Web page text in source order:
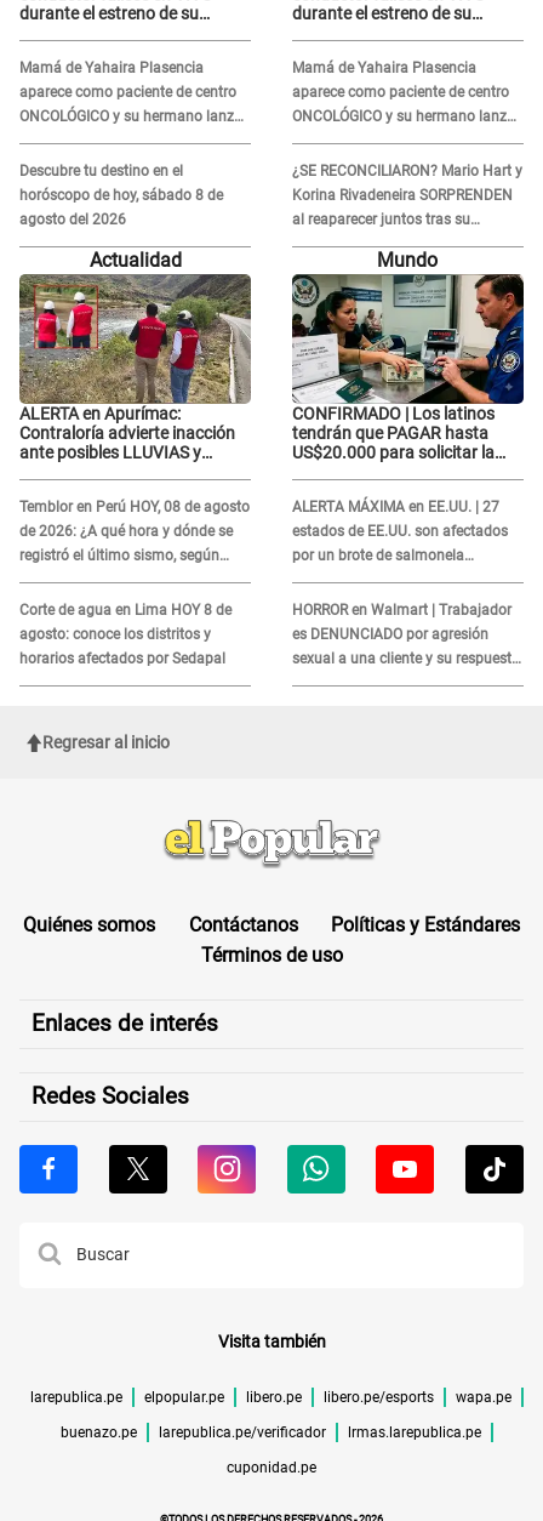
durante el estreno de su
Mamá de Yahaira Plasencia
aparece como paciente de centro
ONCOLÓGICO y su hermano lanza
DESGARRADOR mensaje: "Hoy fue
la última..."
Descubre tu destino en el
horóscopo de hoy, sábado 8 de
agosto del 2026
durante el estreno de su
Mamá de Yahaira Plasencia
aparece como paciente de centro
ONCOLÓGICO y su hermano lanza
DESGARRADOR mensaje: "Hoy fue
la última..."
¿SE RECONCILIARON? Mario Hart y
Korina Rivadeneira SORPRENDEN
al reaparecer juntos tras su
DOLOROSA separación: “Que
Actualidad
ALERTA en Apurímac:
Contraloría advierte inacción
ante posibles LLUVIAS y
Temblor en Perú HOY, 08 de agosto
de 2026: ¿A qué hora y dónde se
registró el último sismo, según
IGP?
Corte de agua en Lima HOY 8 de
agosto: conoce los distritos y
horarios afectados por Sedapal
Mundo
CONFIRMADO | Los latinos
tendrán que PAGAR hasta
US$20.000 para solicitar la
ALERTA MÁXIMA en EE.UU. | 27
estados de EE.UU. son afectados
por un brote de salmonela
relacionado a un producto MUY
UTILIZADO
HORROR en Walmart | Trabajador
es DENUNCIADO por agresión
sexual a una cliente y su respuesta
INDIGNÓ A TODOS
Regresar al inicio
Quiénes somos Contáctanos
Políticas y Estándares
Términos de uso
Enlaces de interés
Redes Sociales
Visita también
larepublica.pe elpopular.pe libero.pe libero.pe/esports wapa.pe
buenazo.pe larepublica.pe/verificador lrmas.larepublica.pe
cuponidad.pe